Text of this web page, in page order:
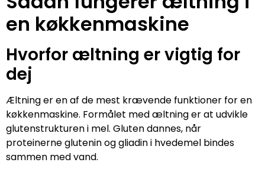
en køkkenmaskine
Hvorfor æltning er vigtig for
dej
Æltning er en af de mest krævende funktioner for en
køkkenmaskine. Formålet med æltning er at udvikle
glutenstrukturen i mel. Gluten dannes, når
proteinerne glutenin og gliadin i hvedemel bindes
sammen med vand.